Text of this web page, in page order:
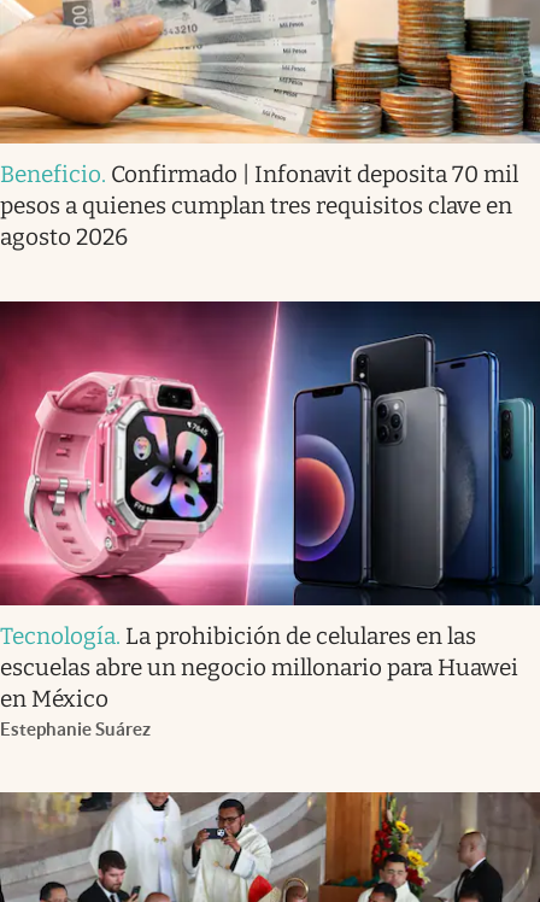
Beneficio. Confirmado | Infonavit deposita 70 mil
pesos a quienes cumplan tres requisitos clave en
agosto 2026
Tecnología. La prohibición de celulares en las
escuelas abre un negocio millonario para Huawei
en México
Estephanie Suárez